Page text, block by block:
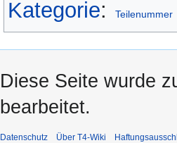
Kategorie: Teilenummer
Diese Seite wurde
bearbeitet.
Datenschutz Über T4-Wiki